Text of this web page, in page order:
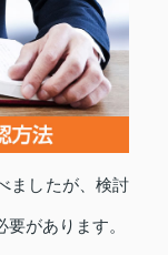
ましたが、検討
があります。